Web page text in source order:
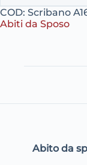
COD: Scribano
Abiti da Sposo
Abito da